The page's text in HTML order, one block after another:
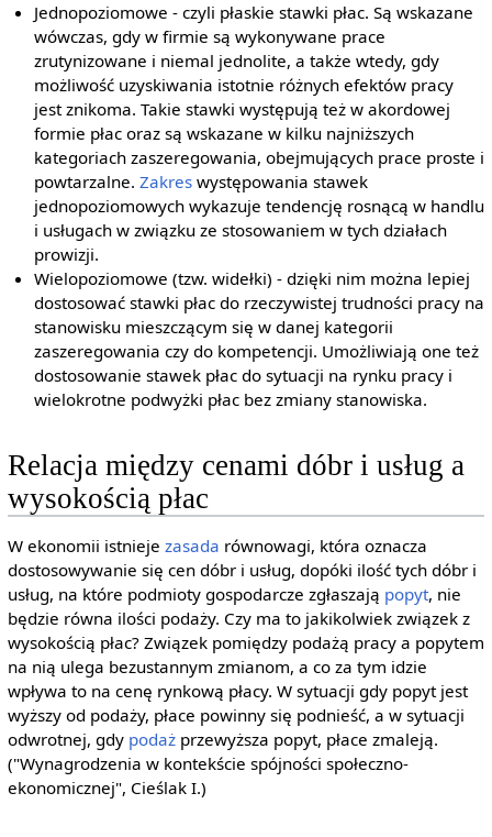
Jednopoziomowe - czyli płaskie stawki płac. Są wskazane
wówczas, gdy w firmie są wykonywane prace
zrutynizowane i niemal jednolite, a także wtedy, gdy
możliwość uzyskiwania istotnie różnych efektów pracy
jest znikoma. Takie stawki występują też w akordowej
formie płac oraz są wskazane w kilku najniższych
kategoriach zaszeregowania, obejmujących prace proste i
powtarzalne.Zakres występowania stawek
jednopoziomowych wykazuje tendencję rosnącą w handlu
i usługach w związku ze stosowaniem w tych działach
prowizji.
Wielopoziomowe (tzw. widełki) - dzięki nim można lepiej
dostosować stawki płac do rzeczywistej trudności pracy na
stanowisku mieszczącym się w danej kategorii
zaszeregowania czy do kompetencji. Umożliwiają one też
dostosowanie stawek płac do sytuacji na rynku pracy i
wielokrotne podwyżki płac bez zmiany stanowiska.
Relacja między cenami dóbr i usług a
wysokością płac
W ekonomii istnieje zasada równowagi, która oznacza
dostosowywanie się cen dóbr i usług, dopóki ilość tych dóbr i
usług, na które podmioty gospodarcze zgłaszają popyt, nie
będzie równa ilości podaży. Czy ma to jakikolwiek związek z
wysokością płac? Związek pomiędzy podażą pracy a popytem
na nią ulega bezustannym zmianom, a co za tym idzie
wpływa to na cenę rynkową płacy. W sytuacji gdy popyt jest
wyższy od podaży, płace powinny się podnieść, a w sytuacji
odwrotnej, gdy podażprzewyższa popyt, płace zmaleją.
("Wynagrodzenia w kontekście spójności społeczno-
ekonomicznej", Cieślak I.)